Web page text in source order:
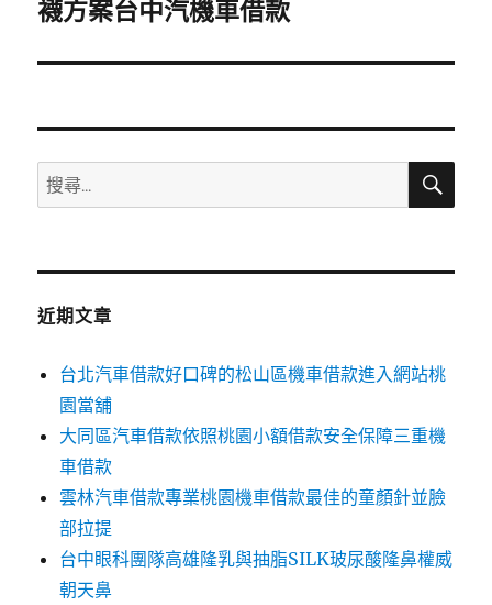
一
文
襪方案台中汽機車借款
搜
尋
鍵
搜
近期文章
台北汽車借款好口碑的松山區機車借款進入網站桃
園當舖
大同區汽車借款依照桃園小額借款安全保障三重機
車借款
雲林汽車借款專業桃園機車借款最佳的童顏針並臉
部拉提
台中眼科團隊高雄隆乳與抽脂SILK玻尿酸隆鼻權威
朝天鼻